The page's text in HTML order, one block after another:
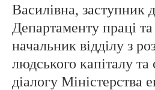
Василівна, заступник
Департаменту праці та
начальник відділу з
людського капіталу та
діалогу Міністерства